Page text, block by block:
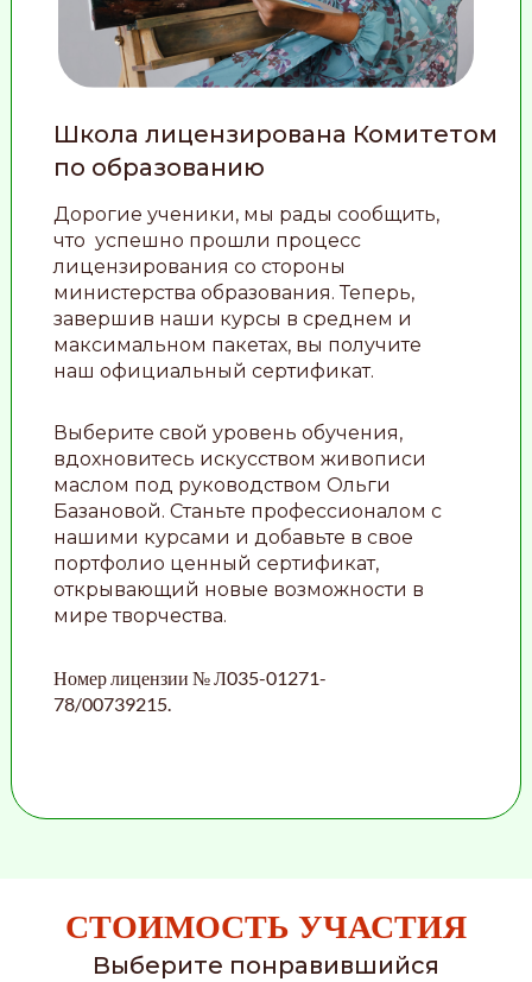
Школа лицензирована Комитетом
по образованию
Дорогие ученики, мы рады сообщить,
что успешно прошли процесс
лицензирования со стороны
министерства образования. Теперь,
завершив наши курсы в среднем и
максимальном пакетах, вы получите
наш официальный сертификат.
Выберите свой уровень обучения,
вдохновитесь искусством живописи
маслом под руководством Ольги
Базановой. Станьте профессионалом с
нашими курсами и добавьте в свое
портфолио ценный сертификат,
открывающий новые возможности в
мире творчества.
Номер лицензии № Л035-01271-
78/00739215.
СТОИМОСТЬ УЧАСТИЯ
Выберите понравившийся